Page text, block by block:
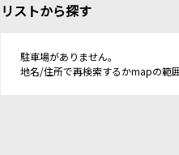
リストから探す
駐車場がありません。
地名/住所で再検索するかmapの範